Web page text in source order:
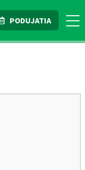
PODUJATIA